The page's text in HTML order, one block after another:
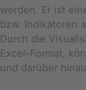
werden. Er ist
bzw. Indikatoren
Durch die
Excel-Format,
und darüber